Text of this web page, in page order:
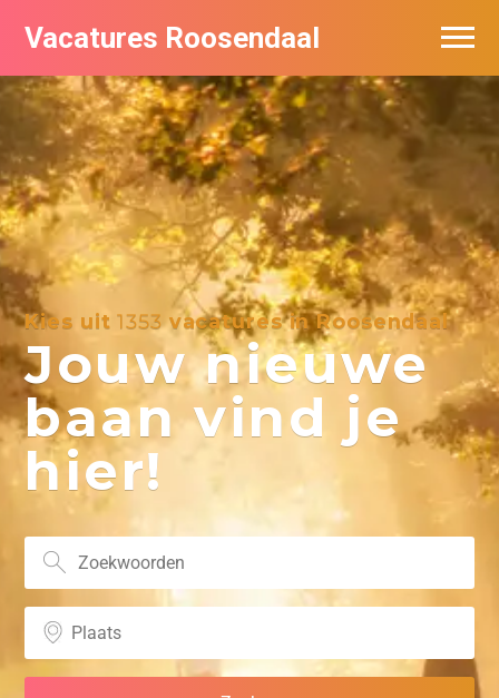
Vacatures Roosendaal
Kies uit1353vacatures in Roosendaal
Jouw nieuwe
baan vind je
hier!
Vacatures bij bedrijven
De populairste vacatures in Roosendaal